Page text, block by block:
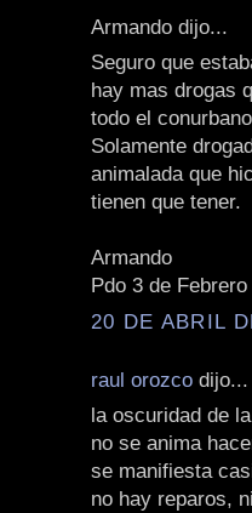
Armando dijo...
Seguro que
hay mas drogas
todo el
Solamente
animalada que
tienen que tener.
Armando
Pdo 3 de Febrero
20 DE ABRIL
raul orozco dijo...
la oscuridad de
no se anima
se manifiesta
no hay reparos,